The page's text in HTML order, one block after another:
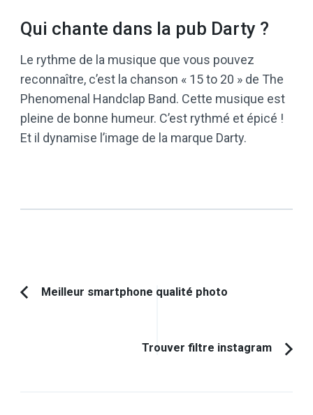
Qui chante dans la pub Darty ?
Le rythme de la musique que vous pouvez
reconnaître, c’est la chanson « 15 to 20 » de The
Phenomenal Handclap Band. Cette musique est
pleine de bonne humeur. C’est rythmé et épicé !
Et il dynamise l’image de la marque Darty.
Navigation
Article
Meilleur smartphone qualité photo
Trouver filtre instagram